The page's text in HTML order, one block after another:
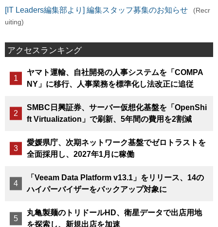
[IT Leaders編集部より] 編集スタッフ募集のお知らせ
(Recr
uiting)
アクセスランキング
ヤマト運輸、自社開発の人事システムを「COMPA
NY」に移行、人事業務を標準化し法改正に追従
SMBC日興証券、サーバー仮想化基盤を「OpenShi
ft Virtualization」で刷新、5年間の費用を2割減
愛媛県庁、次期ネットワーク基盤でゼロトラストを
全面採用し、2027年1月に稼働
「Veeam Data Platform v13.1」をリリース、14の
ハイパーバイザーをバックアップ対象に
丸亀製麺のトリドールHD、衛星データで出店用地
を探索し、新規出店を加速